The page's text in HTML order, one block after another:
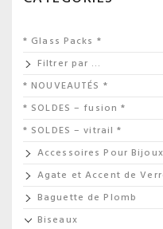
* Glass Packs *
Filtrer par …
* NOUVEAUTÉS *
* SOLDES – fusion *
* SOLDES – vitrail *
Accessoires Pour Bijoux
Agate et Accent de
Baguette de Plomb
Biseaux